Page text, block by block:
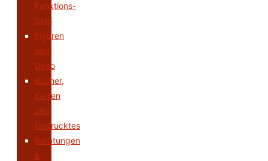
Funktions-
Sets
Figuren
und
Deko
Bücher,
Karten
und
Gedrucktes
Beratungen
&